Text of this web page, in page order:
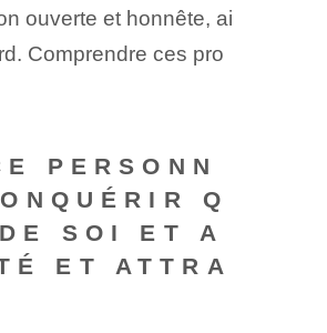
ouverte et honnête, ai
Comprendre ces pro
PERSONN
Q
SOI ET A
ET ATTRA